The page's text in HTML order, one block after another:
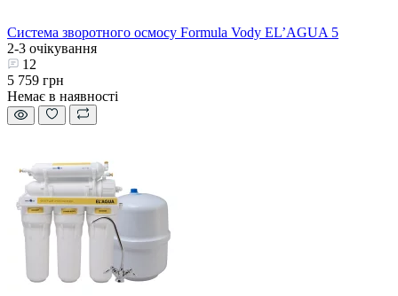
Система зворотного осмосу Formula Vody EL’AGUA 5
2-3 очікування
12
5 759 грн
Немає в наявності